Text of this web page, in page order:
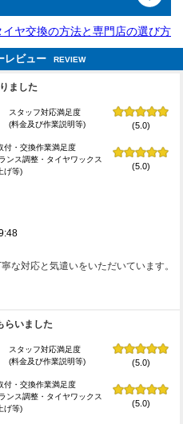
イヤ交換の方法と専門店の選び方
レビュー REVIEW
ました
スタッフ対応満足度
(料金及び作業説明等)
(5.0)
付・交換作業満足度
ンス調整・タイヤワックス
げ等)
(5.0)
な対応と気遣いをいただいています。
らいました
スタッフ対応満足度
(料金及び作業説明等)
(5.0)
付・交換作業満足度
ンス調整・タイヤワックス
げ等)
(5.0)